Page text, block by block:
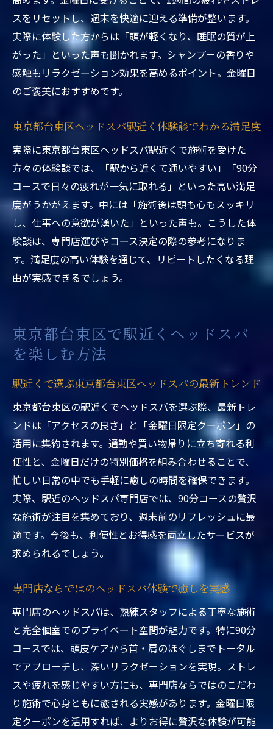
解説
短時間ヘッドスパでも感じるスッキリ感の
秘密
ヘッドスパのリピート率と満足度アップの
関係性
効果とは
東京都台東区ヘッドスパ駅近くでの利用者
の声まとめ
ヘッドスパで睡眠改善やリラックス効果を実感
東京都台東区ヘッドスパ駅近くで睡眠改善
を目指す方法
リラックス効果を最大化するヘッドスパの
施術内容
施術後に実感できる心身の変化とその理由
時間を過ごす
睡眠改善に役立つヘッドスパの選び方ガイ
ド
東京都で選ぶヘッドスパプランの選び方ガイド
東京都台東区ヘッドスパ駅近くで自分に最
適なプラン選び
ヘッドスパ専門店の特徴とプラン比較ポイ
ント
駅近くで選ぶヘッドスパプランのメリット
と注意点
料金や施術内容を比較して選ぶ賢い方法
東京都台東区ヘッドスパ駅近くで人気プラ
リピートしやすいヘッドスパプランの選び
方
週末前におすすめのヘッドスパ活用術まとめ
東京都台東区ヘッドスパ駅近くで週末リフ
レッシュ
金曜日クーポン活用でお得に癒しを体験す
る流れ
スをリセットし、週末を快適に迎える準備が整います。
実際に体験した方からは「頭が軽くなり、睡眠の質が上
がった」といった声も聞かれます。シャンプーの香りや
感触もリラクゼーション効果を高めるポイント。金曜日
のご褒美におすすめです。
東京都台東区ヘッドスパ駅近く体験談でわかる満足度
実際に東京都台東区ヘッドスパ駅近くで施術を受けた
方々の体験談では、「駅から近くて通いやすい」「90分
コースで日々の疲れが一気に取れる」といった高い満足
度がうかがえます。中には「施術後は頭も心もスッキリ
し、仕事への意欲が湧いた」といった声も。こうした体
験談は、専門店選びやコース決定の際の参考になりま
す。満足度の高い体験を通じて、リピートしたくなる理
由が実感できるでしょう。
東京都台東区で駅近くヘッドスパ
を楽しむ方法
駅近くで選ぶ東京都台東区ヘッドスパの最新トレンド
東京都台東区の駅近くでヘッドスパを選ぶ際、最新トレ
ンドは「アクセスの良さ」と「金曜日限定クーポン」の
活用に集約されます。通勤や買い物帰りに立ち寄れる利
便性と、金曜日だけの特別価格を組み合わせることで、
忙しい日常の中でも手軽に癒しの時間を確保できます。
実際、駅近のヘッドスパ専門店では、90分コースの贅沢
な施術が注目を集めており、週末前のリフレッシュに最
適です。今後も、利便性とお得感を両立したサービスが
求められるでしょう。
専門店ならではのヘッドスパ体験で癒しを実感
専門店のヘッドスパは、熟練スタッフによる丁寧な施術
と完全個室でのプライベート空間が魅力です。特に90分
コースでは、頭皮ケアから首・肩のほぐしまでトータル
でアプローチし、深いリラクゼーションを実現。ストレ
スや疲れを感じやすい方にも、専門店ならではのこだわ
り施術で心身ともに癒される実感があります。金曜日限
定クーポンを活用すれば、よりお得に贅沢な体験が可能